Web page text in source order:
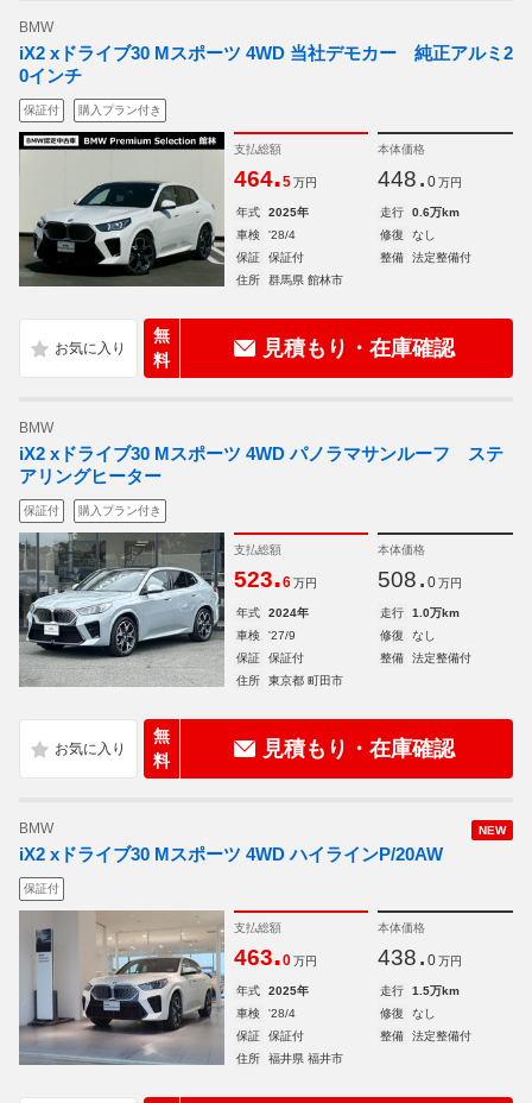
BMW
iX2 xドライブ30 Mスポーツ 4WD 当社デモカー 純正アルミ2
0インチ
保証付 購入プラン付き
支払総額
464.5 万円
本体価格
448. 0 万円
年式 2025年 走行
0.6万km
車検
'28/4 修復
なし
保証
保証付 整備
法定整備付
住所
群馬県 館林市
無
料
見積もり・在庫確認
BMW
iX2 xドライブ30 Mスポーツ 4WD パノラマサンルーフ ステ
アリングヒーター
保証付 購入プラン付き
支払総額
523.6 万円
本体価格
508. 0 万円
年式 2024年 走行
1.0万km
車検
'27/9 修復
なし
保証
保証付 整備
法定整備付
住所
東京都 町田市
無
料
見積もり・在庫確認
NEW
BMW
iX2 xドライブ30 Mスポーツ 4WD ハイラインP/20AW
保証付
支払総額
463.0 万円
本体価格
438. 0 万円
年式 2025年 走行
1.5万km
車検
'28/4 修復
なし
保証
保証付 整備
法定整備付
住所
福井県 福井市